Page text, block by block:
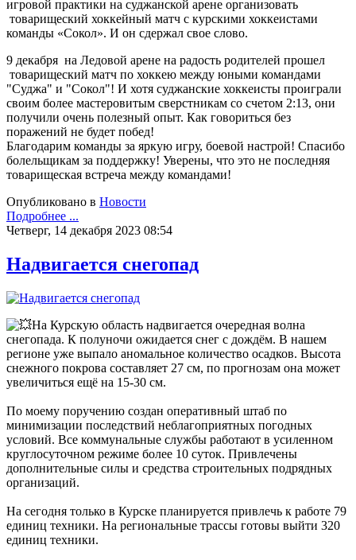
игровой практики на суджанской арене организовать
товарищеский хоккейный матч с курскими хоккеистами
команды «Сокол». И он сдержал свое слово.
9 декабря на Ледовой арене на радость родителей прошел
товарищеский матч по хоккею между юными командами
"Суджа" и "Сокол"! И хотя суджанские хоккеисты проиграли
своим более мастеровитым сверстникам со счетом 2:13, они
получили очень полезный опыт. Как говориться без
поражений не будет побед!
Благодарим команды за яркую игру, боевой настрой! Спасибо
болельщикам за поддержку! Уверены, что это не последняя
товарищеская встреча между командами!
Опубликовано в Новости
Подробнее ...
Четверг, 14 декабря 2023 08:54
Надвигается снегопад
На Курскую область надвигается очередная волна
снегопада. К полуночи ожидается снег с дождём. В нашем
регионе уже выпало аномальное количество осадков. Высота
снежного покрова составляет 27 см, по прогнозам она может
увеличиться ещё на 15-30 см.
По моему поручению создан оперативный штаб по
минимизации последствий неблагоприятных погодных
условий. Все коммунальные службы работают в усиленном
круглосуточном режиме более 10 суток. Привлечены
дополнительные силы и средства строительных подрядных
организаций.
На сегодня только в Курске планируется привлечь к работе 79
единиц техники. На региональные трассы готовы выйти 320
единиц техники.